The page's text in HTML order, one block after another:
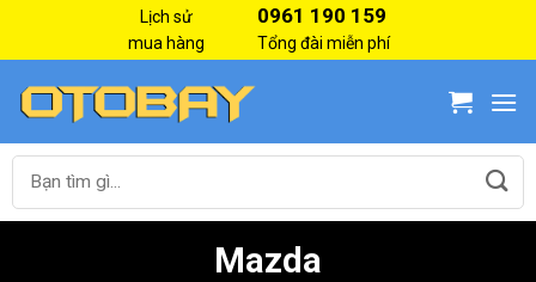
Lịch sử
mua hàng
0961 190 159
Tổng đài miễn phí
Tìm
Mazda